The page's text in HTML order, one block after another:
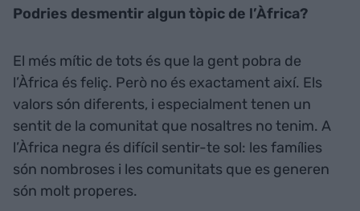
Podries desmentir algun tòpic de l’Àfrica?
El més mític de tots és que la gent pobra de
l’Àfrica és feliç. Però no és exactament així. Els
valors són diferents, i especialment tenen un
sentit de la comunitat que nosaltres no tenim. A
l’Àfrica negra és difícil sentir-te sol: les famílies
són nombroses i les comunitats que es generen
són molt properes.